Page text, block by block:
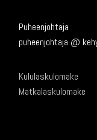
Puheenjohtaja
puheenjohtaja @
Kululaskulomake
Matkalaskulomake